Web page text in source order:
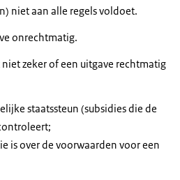
niet aan alle regels voldoet.
onrechtmatig.
zeker of een uitgave rechtmatig
staatssteun (subsidies die de
is over de voorwaarden voor een